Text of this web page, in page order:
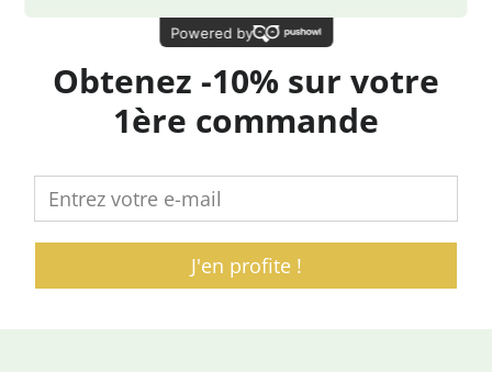
Obtenez -10% sur votre
1ère commande
J'en profite !